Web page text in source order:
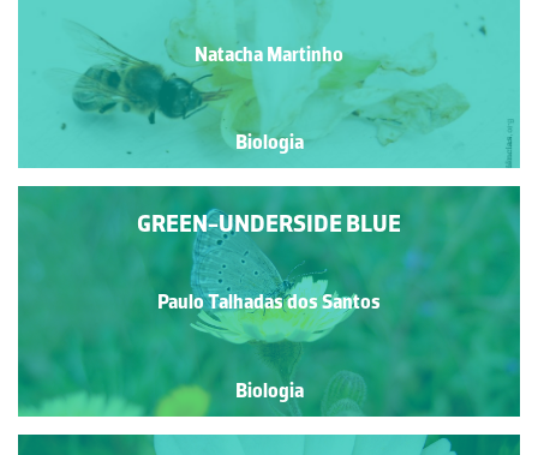
Natacha Martinho
Biologia
GREEN-UNDERSIDE BLUE
Paulo Talhadas dos Santos
Biologia